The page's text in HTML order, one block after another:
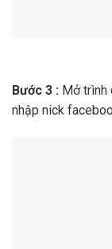
Bước 3 : Mở trình
nhập nick